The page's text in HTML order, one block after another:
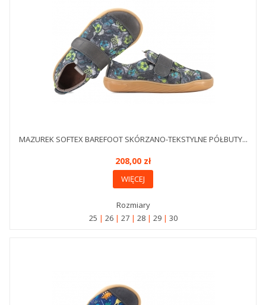
MAZUREK SOFTEX BAREFOOT SKÓRZANO-TEKSTYLNE PÓŁBUTY...
208,00 zł
WIĘCEJ
Rozmiary
25
26 27 28 29 30